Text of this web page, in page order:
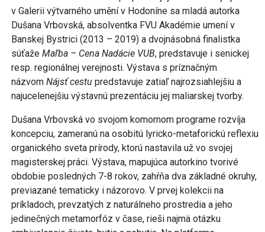
v Galerii výtvarného umění v Hodoníne sa mladá autorka
Dušana Vrbovská, absolventka FVU Akadémie umení v
Banskej Bystrici (2013 – 2019) a dvojnásobná finalistka
súťaže Maľba – Cena Nadácie VUB, predstavuje i senickej
resp. regionálnej verejnosti. Výstava s príznačným
názvom Nájsť cestu predstavuje zatiaľ najrozsiahlejšiu a
najucelenejšiu výstavnú prezentáciu jej maliarskej tvorby.
Dušana Vrbovská vo svojom komornom programe rozvíja
koncepciu, zameranú na osobitú lyricko-metaforickú reflexiu
organického sveta prírody, ktorú nastavila už vo svojej
magisterskej práci. Výstava, mapujúca autorkino tvorivé
obdobie posledných 7-8 rokov, zahŕňa dva základné okruhy,
previazané tematicky i názorovo. V prvej kolekcii na
príkladoch, prevzatých z naturálneho prostredia a jeho
jedinečných metamorfóz v čase, rieši najmä otázku